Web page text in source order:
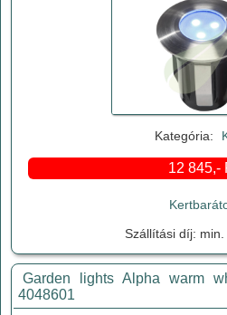
Kategória:
12 845,-
Szállítási díj:
Garden lights Alpha warm
4048601